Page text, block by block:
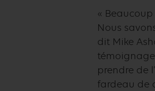
«
Nous
dit Mike
prendre de
fardeau de